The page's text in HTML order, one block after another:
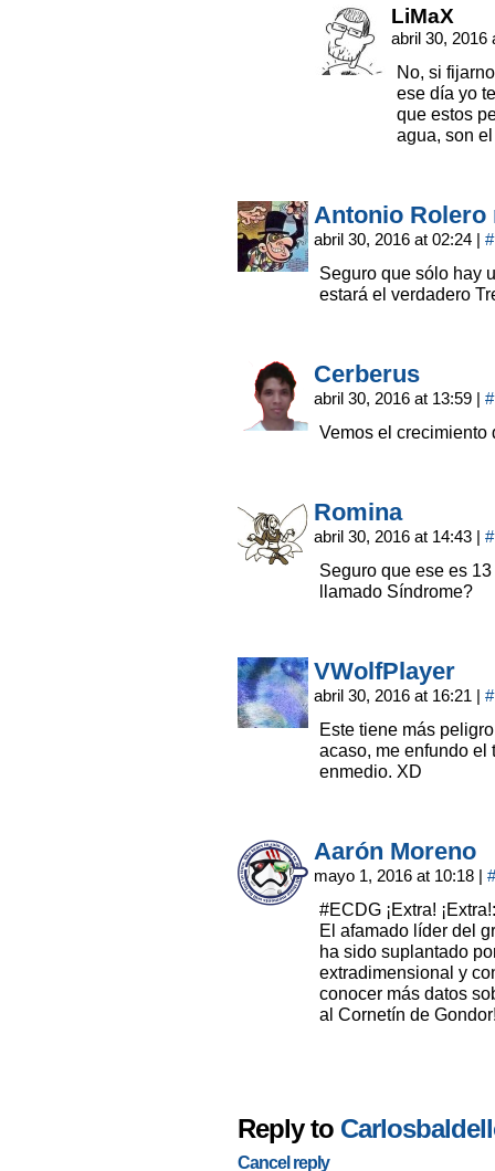
LiMaX
abril 30, 2016
No, si
ese día yo
que estos
agua, son
Antonio Rolero
abril 30, 2016 at 02:24 | #
Seguro que sólo hay
estará el verdadero
Cerberus
abril 30, 2016 at 13:59 | #
Vemos el
Romina
abril 30, 2016 at 14:43 | #
Seguro que ese es
llamado Síndrome?
VWolfPlayer
abril 30, 2016 at 16:21 | #
Este tiene más
acaso, me enfundo el
enmedio. XD
Aarón Moreno
mayo 1, 2016 at 10:18 | #
#ECDG ¡Extra!
El afamado líder del
ha sido suplantado
extradimensional y
conocer más datos
al Cornetín de
Reply to
Cancel reply